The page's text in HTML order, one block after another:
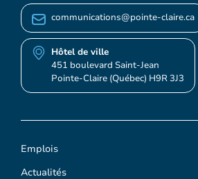
Emplois
Actualités
communications@pointe-claire.ca
Hôtel de ville
451 boulevard Saint-Jean
Pointe-Claire (Québec) H9R 3J3